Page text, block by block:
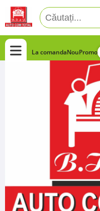
La comandaNouPromo